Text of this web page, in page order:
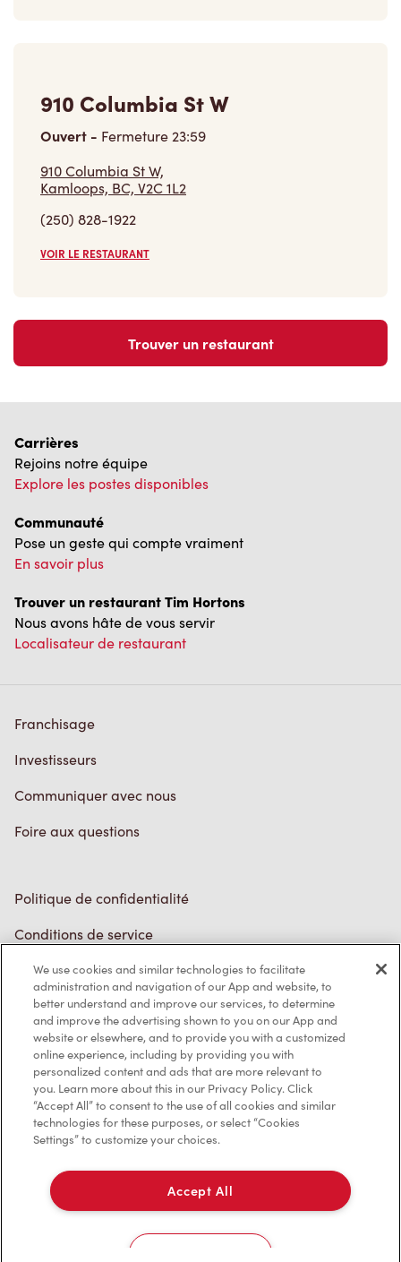
910 Columbia St W
Ouvert - Fermeture23:59
910 Columbia St W,
Kamloops, BC, V2C 1L2
(250) 828-1922
VOIR LE RESTAURANT
Trouver un restaurant
Carrières
Rejoins notre équipe
Explore les postes disponibles
Communauté
Pose un geste qui compte vraiment
En savoir plus
Trouver un restaurant Tim Hortons
Nous avons hâte de vous servir
Localisateur de restaurant
Franchisage
Investisseurs
Communiquer avec nous
Foire aux questions
Politique de confidentialité
Conditions de service
Marques de commerce
Accessibilité
Diagnostic
Contactez-nous
TM & © Tim Hortons, 2023
We use cookies and similar technologies to facilitate
administration and navigation of our App and website, to
better understand and improve our services, to determine
and improve the advertising shown to you on our App and
website or elsewhere, and to provide you with a customized
online experience, including by providing you with
personalized content and ads that are more relevant to
you. Learn more about this in our Privacy Policy. Click
“Accept All” to consent to the use of all cookies and similar
technologies for these purposes, or select “Cookies
Settings” to customize your choices.
Accept All